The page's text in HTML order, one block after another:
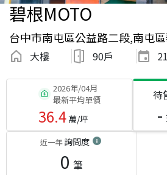
碧根MOTO
台中市南屯區公益路二段,南屯
大樓 90戶 21
2026年/04月
最新平均單價
36.4萬/坪
待
-
近一年詢問度
0 筆